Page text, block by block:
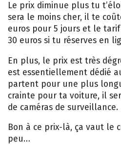
Le prix diminue plus tu
sera le moins cher, il te
euros pour 5 jours et le
30 euros si tu réserves en
En plus, le prix est très
est essentiellement dédié
partent pour une plus
crainte pour ta voiture, il
de caméras de surveillance.
Bon à ce prix-là, ça vaut le
peu…